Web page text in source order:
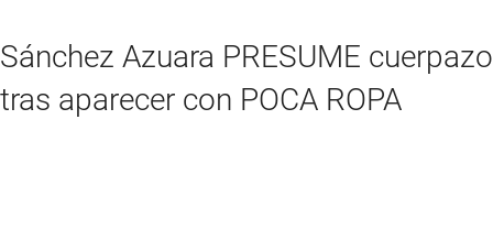
Sánchez Azuara PRESUME cuerpazo
tras aparecer con POCA ROPA